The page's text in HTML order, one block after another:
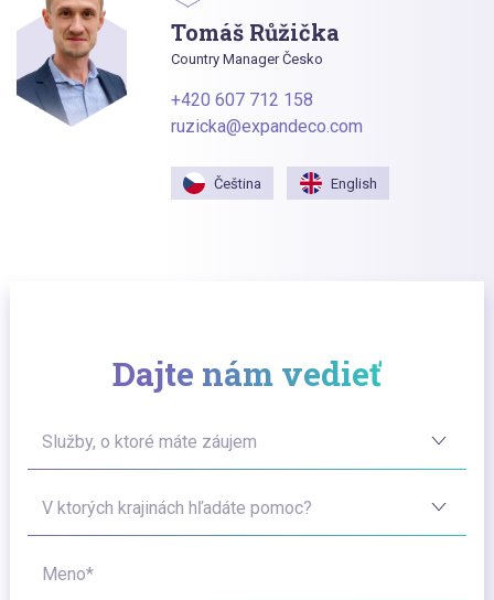
Tomáš Růžička
Country Manager Česko
+420 607 712 158
ruzicka@expandeco.com
Čeština English
Dajte nám vedieť
Služby, o ktoré máte záujem
V ktorých krajinách hľadáte pomoc?
Meno*